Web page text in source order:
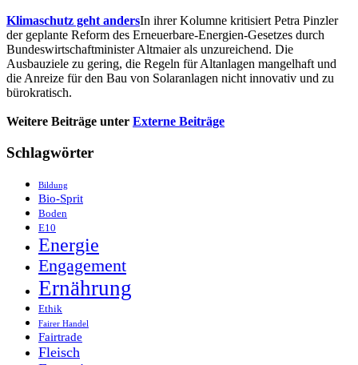
Klimaschutz geht andersIn ihrer Kolumne kritisiert Petra Pinzler
der geplante Reform des Erneuerbare-Energien-Gesetzes durch
Bundeswirtschaftminister Altmaier als unzureichend. Die
Ausbauziele zu gering, die Regeln für Altanlagen mangelhaft und
die Anreize für den Bau von Solaranlagen nicht innovativ und zu
bürokratisch.
Weitere Beiträge unter Externe Beiträge
Schlagwörter
Bildung
Bio-Sprit
Boden
E10
Energie
Engagement
Ernährung
Ethik
Fairer Handel
Fairtrade
Fleisch